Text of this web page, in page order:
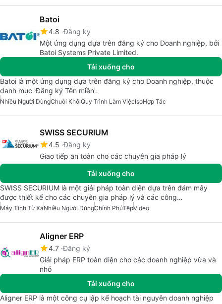
Batoi
4.8 Đăng ký
Một ứng dụng dựa trên đăng ký cho Doanh nghiệp, bởi
Batoi Systems Private Limited.
Tải xuống cho
Batoi là một ứng dụng dựa trên đăng ký cho Doanh nghiệp, thuộc
danh mục 'Đăng ký Tên miền'.
Nhiều Người DùngChuỗi KhốiQuy Trình Làm ViệcIsoHợp Tác
SWISS SECURIUM
4.5 Đăng ký
Giao tiếp an toàn cho các chuyên gia pháp lý
Tải xuống cho
SWISS SECURIUM là một giải pháp toàn diện dựa trên đám mây
được thiết kế cho các chuyên gia pháp lý và các công…
Máy Tính Từ XaNhiều Người DùngChính PhủTệpVideo
Aligner ERP
4.7 Đăng ký
Giải pháp ERP toàn diện cho các doanh nghiệp vừa và
nhỏ
Tải xuống cho
Aligner ERP là một công cụ lập kế hoạch tài nguyên doanh nghiệp